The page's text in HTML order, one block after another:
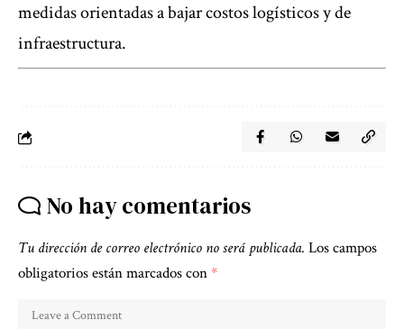
medidas orientadas a bajar costos logísticos y de
infraestructura.
No hay comentarios
Tu dirección de correo electrónico no será publicada. Los campos
obligatorios están marcados con*